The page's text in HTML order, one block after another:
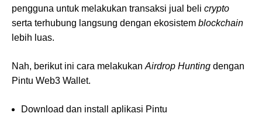
pengguna untuk melakukan transaksi jual beli crypto
serta terhubung langsung dengan ekosistem blockchain
lebih luas.
Nah, berikut ini cara melakukanAirdrop Hunting dengan
Pintu Web3 Wallet.
Download dan install aplikasi Pintu